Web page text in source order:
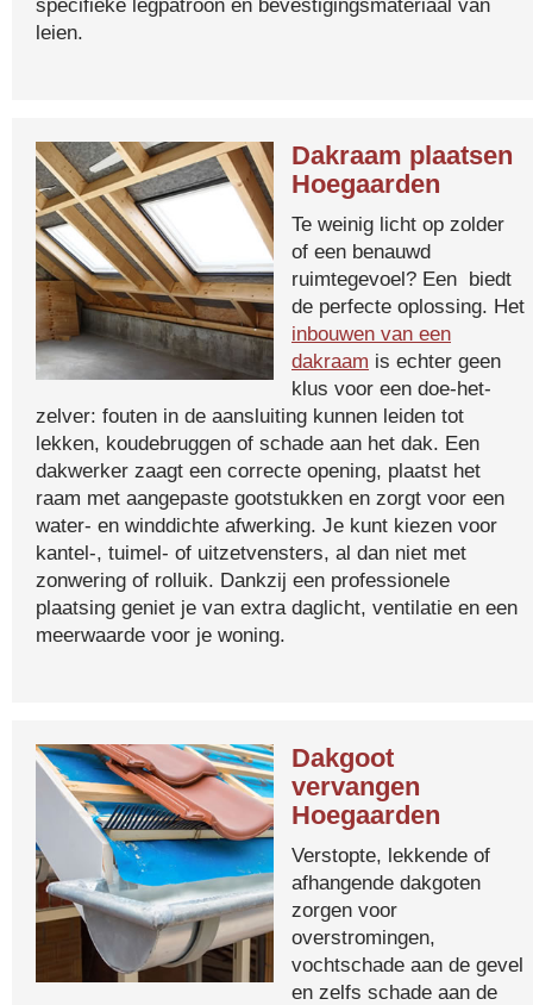
specifieke legpatroon en bevestigingsmateriaal van
leien.
Dakraam plaatsen
Hoegaarden
Te weinig licht op zolder
of een benauwd
ruimtegevoel? Een biedt
de perfecte oplossing. Het
inbouwen van een
dakraam is echter geen
klus voor een doe-het-
zelver: fouten in de aansluiting kunnen leiden tot
lekken, koudebruggen of schade aan het dak. Een
dakwerker zaagt een correcte opening, plaatst het
raam met aangepaste gootstukken en zorgt voor een
water- en winddichte afwerking. Je kunt kiezen voor
kantel-, tuimel- of uitzetvensters, al dan niet met
zonwering of rolluik. Dankzij een professionele
plaatsing geniet je van extra daglicht, ventilatie en een
meerwaarde voor je woning.
Dakgoot
vervangen
Hoegaarden
Verstopte, lekkende of
afhangende dakgoten
zorgen voor
overstromingen,
vochtschade aan de gevel
en zelfs schade aan de